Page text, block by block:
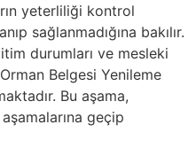
yeterliliği kontrol
sağlanmadığına bakılır.
durumları ve mesleki
Belgesi Yenileme
Bu aşama,
geçip